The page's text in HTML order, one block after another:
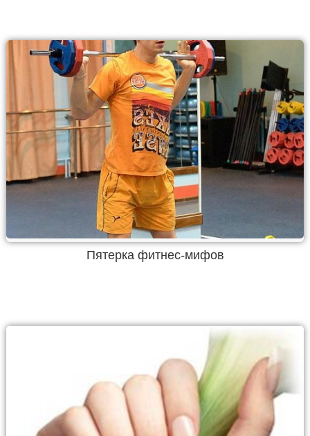
Пятерка фитнес-мифов